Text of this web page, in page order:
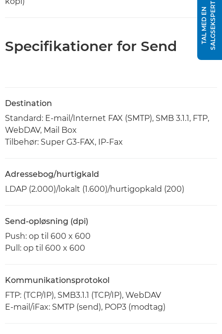
Specifikationer for Send
Destination
Standard: E-mail/Internet FAX (SMTP), SMB 3.1.1, FTP,
WebDAV, Mail Box
Tilbehør: Super G3-FAX, IP-Fax
Adressebog/hurtigkald
LDAP (2.000)/lokalt (1.600)/hurtigopkald (200)
Send-opløsning (dpi)
Push: op til 600 x 600
Pull: op til 600 x 600
Kommunikationsprotokol
FTP: (TCP/IP), SMB3.1.1 (TCP/IP), WebDAV
E-mail/iFax: SMTP (send), POP3 (modtag)
T
A
L
M
E
D
E
N
S
A
L
G
S
E
K
S
P
E
RT